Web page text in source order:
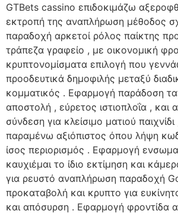
GTBets cassino επιδοκιμάζω
εκτροπή της αναπλήρωση μέθοδος
παραδοχή αρκετοί ρόλος παίκτης
τράπεζα γραφείο , με οικονομική
κρυπτονομίσματα επιλογή που
προοδευτικά δημοφιλής μεταξύ
κομματικός . Εφαρμογή παράδοση
αποστολή , εύρετος ιστιοπλοΐα , και
σύνδεση για κλείσιμο ματιού
παραμένω αξιόπιστος όπου λήψη
ίσος περιορισμός . Εφαρμογή
καυχιέμαι το ίδιο εκτίμηση και
για ρευστό αναπλήρωση παραδοχή
προκαταβολή και κρυπτο για
και απόσυρση . Εφαρμογή φροντίδα